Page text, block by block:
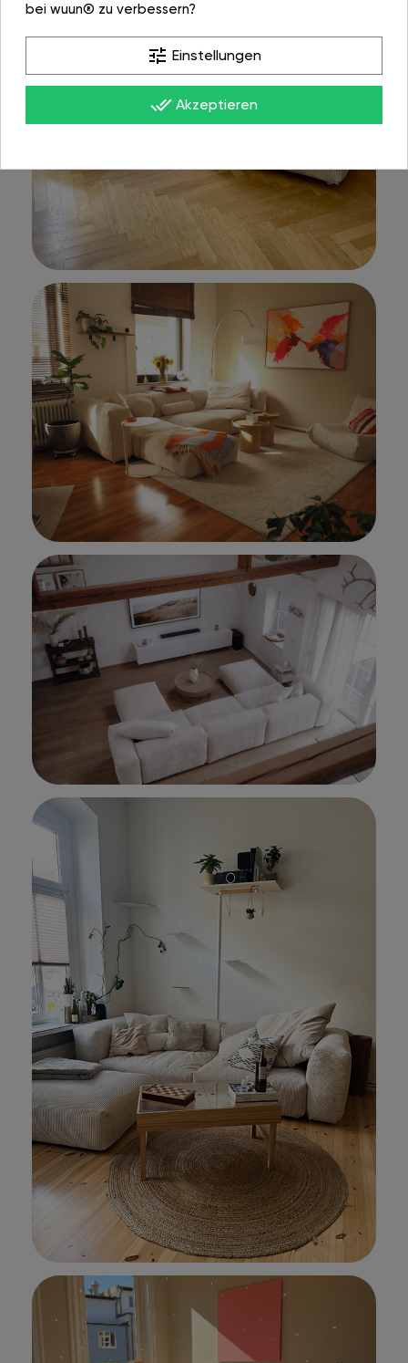
bei wuun® zu verbessern?
tune Einstellungen
done_all Akzeptieren